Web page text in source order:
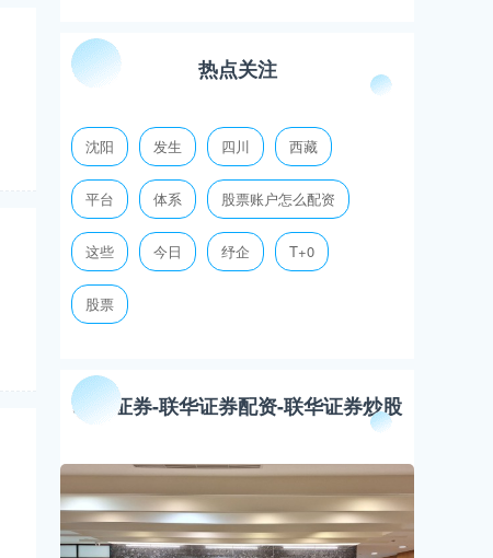
热点关注
沈阳 发生 四川 西藏
平台 体系 股票账户怎么配资
这些 今日 纾企 T+0
股票
联华证券-联华证券配资-联华证券炒股